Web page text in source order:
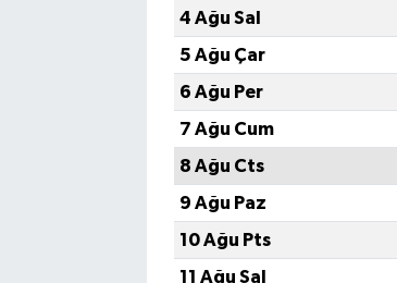
4 Ağu Sal
5 Ağu Çar
6 Ağu Per
7 Ağu Cum
8 Ağu Cts
9 Ağu Paz
10 Ağu Pts
11 Ağu Sal